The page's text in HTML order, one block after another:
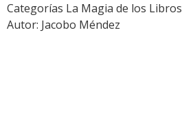
Categorías La Magia de los Libros
Autor: Jacobo Méndez